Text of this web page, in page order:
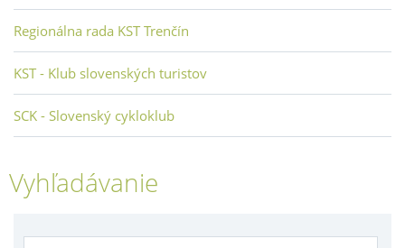
Regionálna rada KST Trenčín
KST - Klub slovenských turistov
SCK - Slovenský cykloklub
Vyhľadávanie